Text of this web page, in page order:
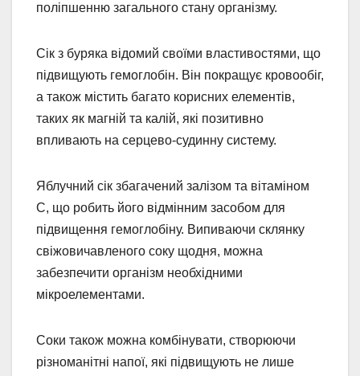
поліпшенню загального стану організму.
Сік з буряка відомий своїми властивостями, що
підвищують гемоглобін. Він покращує кровообіг,
а також містить багато корисних елементів,
таких як магній та калій, які позитивно
впливають на серцево-судинну систему.
Яблучний сік збагачений залізом та вітаміном
C, що робить його відмінним засобом для
підвищення гемоглобіну. Випиваючи склянку
свіжовичавленого соку щодня, можна
забезпечити організм необхідними
мікроелементами.
Соки також можна комбінувати, створюючи
різноманітні напої, які підвищують не лише